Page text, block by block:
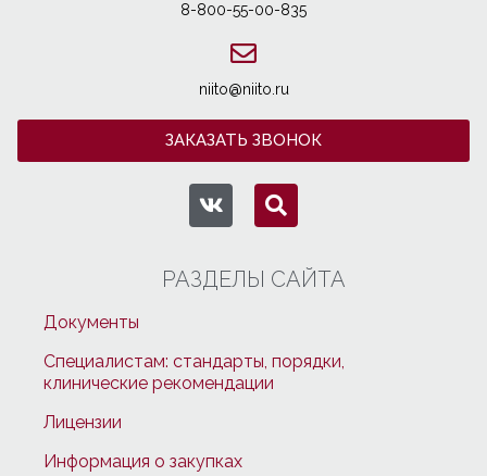
8-800-55-00-835
niito@niito.ru
ЗАКАЗАТЬ ЗВОНОК
РАЗДЕЛЫ САЙТА
Документы
Специалистам: стандарты, порядки,
клинические рекомендации
Лицензии
Информация о закупках